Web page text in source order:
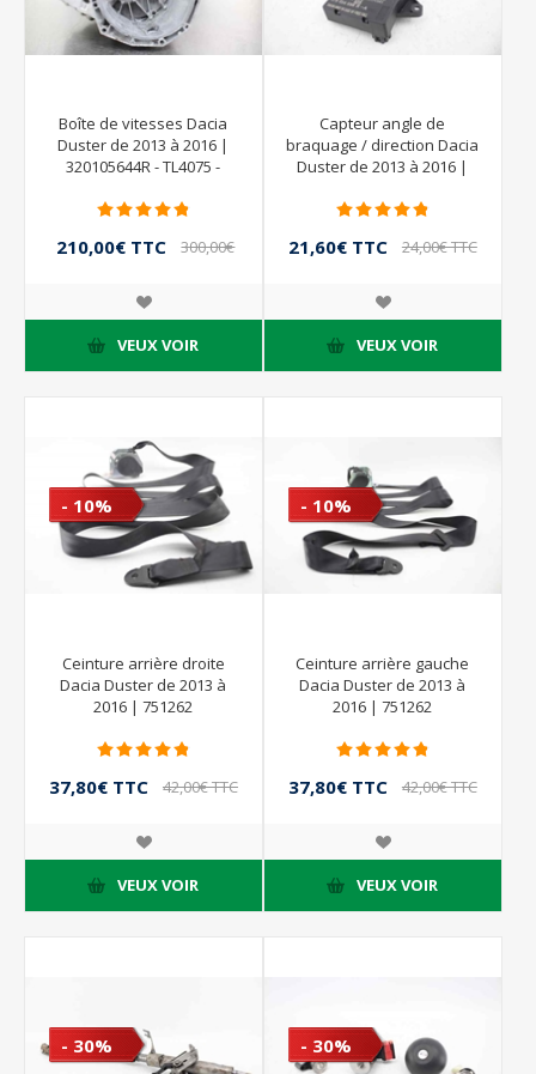
Boîte de vitesses Dacia
Duster de 2013 à 2016 |
320105644R - TL4075 -
210,00€ TTC
300,00€
VEUX VOIR
Capteur angle de
braquage / direction Dacia
Duster de 2013 à 2016 |
479454698R--A
21,60€ TTC 24,00€ TTC
VEUX VOIR
- 10%
Ceinture arrière droite
Dacia Duster de 2013 à
2016 | 751262
37,80€ TTC 42,00€ TTC
VEUX VOIR
- 10%
Ceinture arrière gauche
Dacia Duster de 2013 à
2016 | 751262
37,80€ TTC 42,00€ TTC
VEUX VOIR
- 30% - 30%